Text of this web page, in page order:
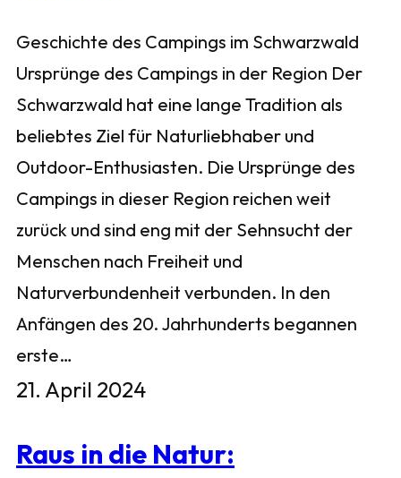
Geschichte des Campings im Schwarzwald
Ursprünge des Campings in der Region Der
Schwarzwald hat eine lange Tradition als
beliebtes Ziel für Naturliebhaber und
Outdoor-Enthusiasten. Die Ursprünge des
Campings in dieser Region reichen weit
zurück und sind eng mit der Sehnsucht der
Menschen nach Freiheit und
Naturverbundenheit verbunden. In den
Anfängen des 20. Jahrhunderts begannen
erste…
21. April 2024
Raus in die Natur: